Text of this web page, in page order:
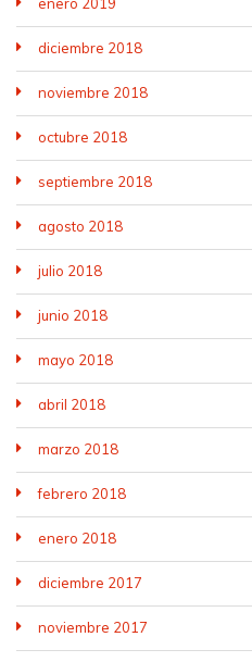
diciembre 2018
noviembre 2018
octubre 2018
septiembre 2018
agosto 2018
julio 2018
junio 2018
mayo 2018
abril 2018
marzo 2018
febrero 2018
enero 2018
diciembre 2017
noviembre 2017